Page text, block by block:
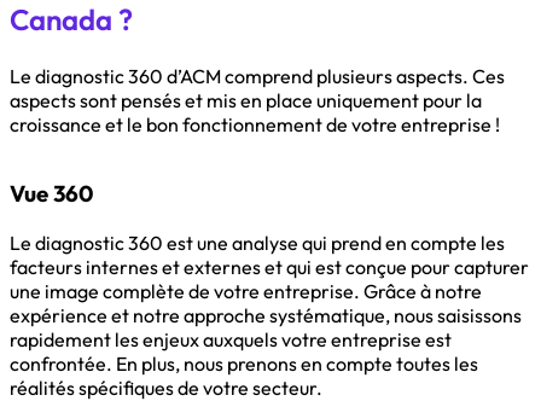
Canada ?
Le diagnostic 360 d’ACM comprend plusieurs aspects. Ces
aspects sont pensés et mis en place uniquement pour la
croissance et le bon fonctionnement de votre entreprise !
Vue 360
Le diagnostic 360 est une analyse qui prend en compte les
facteurs internes et externes et qui est conçue pour capturer
une image complète de votre entreprise. Grâce à notre
expérience et notre approche systématique, nous saisissons
rapidement les enjeux auxquels votre entreprise est
confrontée. En plus, nous prenons en compte toutes les
réalités spécifiques de votre secteur.